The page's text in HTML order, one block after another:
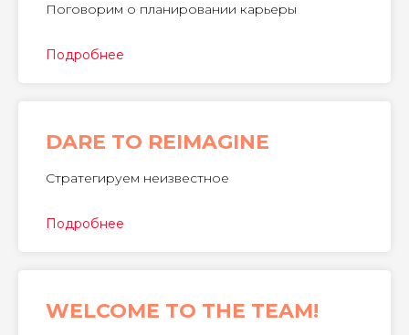
Поговорим о планировании карьеры
Подробнее
DARE TO REIMAGINE
Стратегируем неизвестное
Подробнее
WELCOME TO THE TEAM!